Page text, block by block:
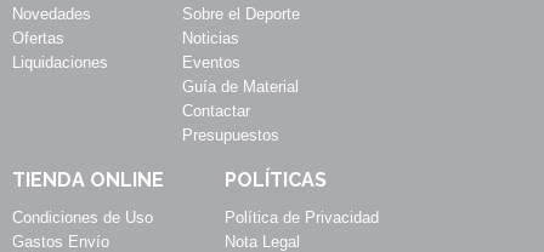
Novedades
Ofertas
Liquidaciones
Sobre el Deporte
Noticias
Eventos
Guía de Material
Contactar
Presupuestos
TIENDA ONLINE
Condiciones de Uso
Gastos Envío
POLÍTICAS
Política de Privacidad
Nota Legal